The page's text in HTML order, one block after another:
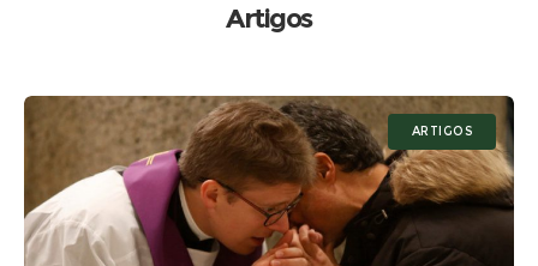
Artigos
ARTIGOS